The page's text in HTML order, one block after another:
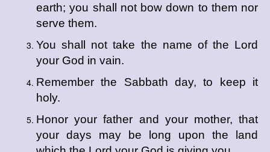
earth; you shall not bow down to them nor
serve them.
You shall not take the name of the Lord
your God in vain.
Remember the Sabbath day, to keep it
holy.
Honor your father and your mother, that
your days may be long upon the land